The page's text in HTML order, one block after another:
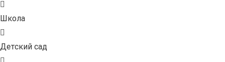
Школа
Детский сад